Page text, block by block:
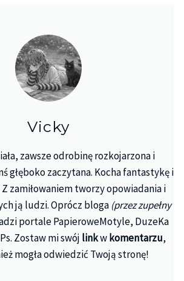
Vicky
zawsze odrobinę rozkojarzona i
głęboko zaczytana. Kocha fantastykę i
zamiłowaniem tworzy opowiadania i
ją ludzi. Oprócz bloga (przez zupełny
portale PapieroweMotyle, DuzeKa
Zostaw mi swój linkwkomentarzu,
mogła odwiedzić Twoją stronę!